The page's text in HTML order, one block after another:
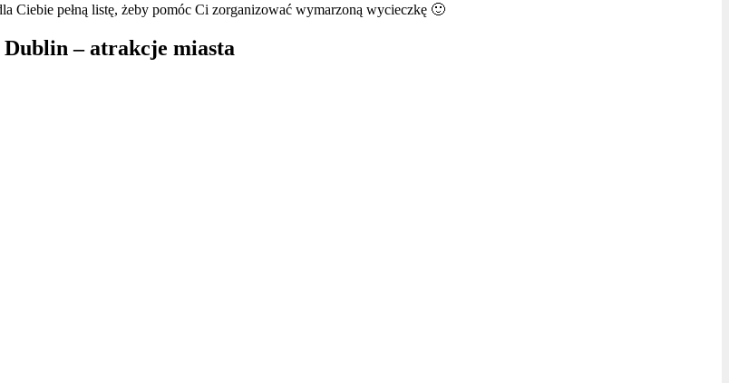
Ciebie pełną listę, żeby pomóc Ci zorganizować wymarzoną wycieczkę 🙂
Dublin – atrakcje miasta